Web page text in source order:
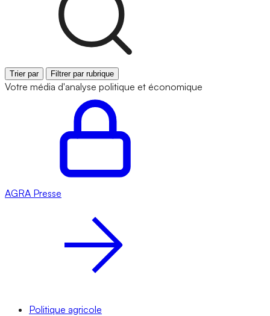
Trier par Filtrer par rubrique
Votre média d'analyse politique et économique
AGRA Presse
Politique agricole